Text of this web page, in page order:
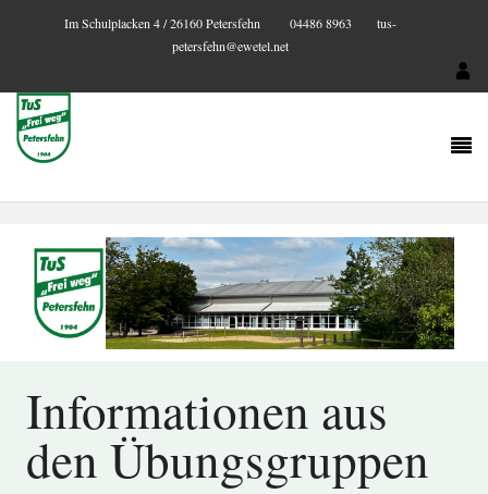
Im Schulplacken 4 / 26160 Petersfehn 04486 8963
tus-
petersfehn@ewetel.net
Informationen aus
den Übungsgruppen